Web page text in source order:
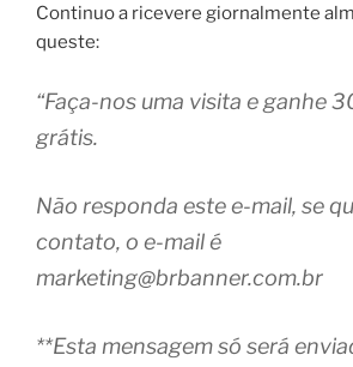
Continuo a ricevere giornalmente
queste:
“Faça-nos uma visita e ganhe
grátis.
Não responda este e-mail, se
contato, o e-mail é
marketing@brbanner.com.br
**Esta mensagem só será